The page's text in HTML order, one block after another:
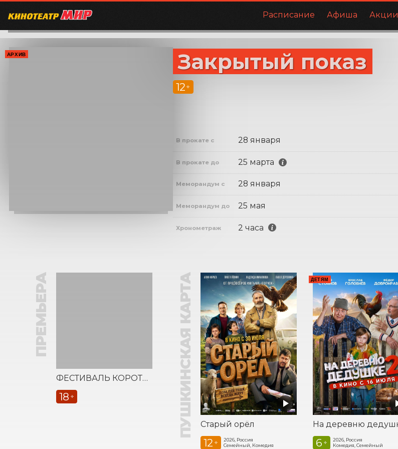
Расписание Афиша Акции
АРХИВ Закрытый показ
12 +
В прокате с 28 января
В прокате до 25 марта
Меморандум с 28 января
Меморандум до 25 мая
Хронометраж 2 часа
ПРЕМЬЕРА
ФЕСТИВАЛЬ КОРОТКОМЕТРАЖНЫХ ФИЛЬМОВ «ВЕСТОЧКА»
18 + ПУШКИНСКАЯ КАРТА Старый орёл
12 +
2026, Россия
Семейный, Комедия
ДЕТЯМ
6 +
2026, Россия
Комедия, Семейный